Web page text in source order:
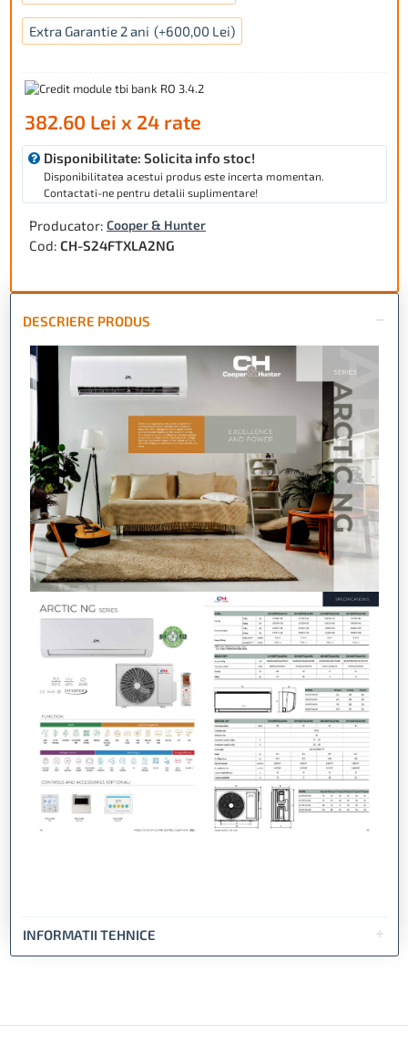
Producator: Cooper & Hunter
Cod: CH-S24FTXLA2NG
Extra Garantie 2 ani (+600,00 Lei)
382.60 Lei x 24 rate
Disponibilitate: Solicita info stoc!
Disponibilitatea acestui produs este incerta momentan.
Contactati-ne pentru detalii suplimentare!
DESCRIERE PRODUS
INFORMATII TEHNICE